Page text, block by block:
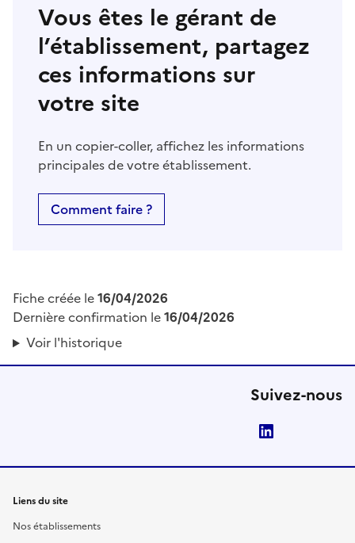
Vous êtes le gérant de
l’établissement, partagez
ces informations sur
votre site
En un copier-coller, affichez les informations
principales de votre établissement.
Comment faire ?
Fiche créée le16/04/2026
Dernière confirmation le16/04/2026
Voir l'historique
Suivez-nous
Liens du site
Nos établissements